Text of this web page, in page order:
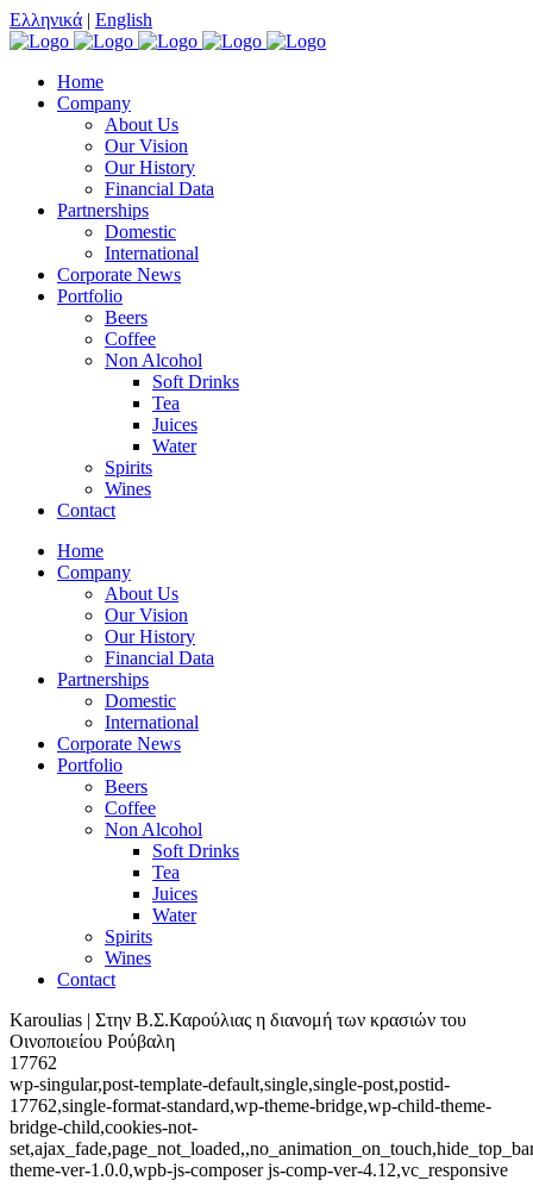
Ελληνικά | English
Home
Company
About Us
Our Vision
Our History
Financial Data
Partnerships
Domestic
International
Corporate News
Portfolio
Beers
Coffee
Non Alcohol
Soft Drinks
Tea
Juices
Water
Spirits
Wines
Contact
Home
Company
About Us
Our Vision
Our History
Financial Data
Partnerships
Domestic
International
Corporate News
Portfolio
Beers
Coffee
Non Alcohol
Soft Drinks
Tea
Juices
Water
Spirits
Wines
Contact
Karoulias | Στην Β.Σ.Καρούλιας η διανομή των κρασιών του
Οινοποιείου Ρούβαλη
17762
wp-singular,post-template-default,single,single-post,postid-
17762,single-format-standard,wp-theme-bridge,wp-child-theme-
bridge-child,cookies-not-
theme-ver-1.0.0,wpb-js-composer js-comp-ver-4.12,vc_responsive